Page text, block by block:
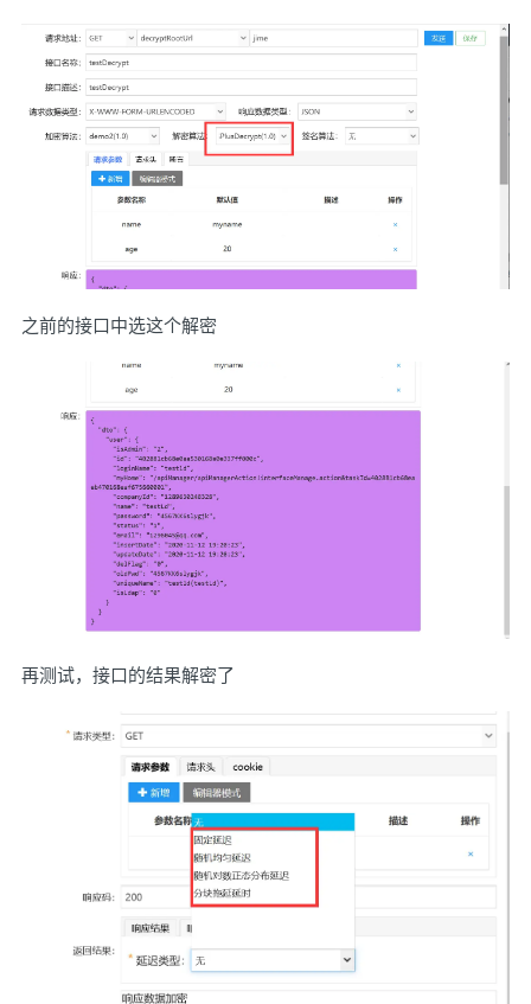
之前的接口中选这个解密
再测试，接口的结果解密了